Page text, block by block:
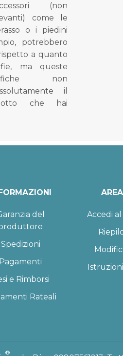
(non
come le
o i piedini
potrebbero
a quanto
ma queste
non
il
che hai
del
Spedizioni
Pagamenti
e Rimborsi
Rateali
Accedi
®